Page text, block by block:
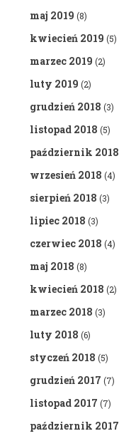
maj 2019 (8)
kwiecień 2019 (5)
marzec 2019 (2)
luty 2019 (2)
grudzień 2018 (3)
listopad 2018 (5)
październik 2018
wrzesień 2018 (4)
sierpień 2018 (3)
lipiec 2018 (3)
czerwiec 2018 (4)
maj 2018 (8)
kwiecień 2018 (2)
marzec 2018 (3)
luty 2018 (6)
styczeń 2018 (5)
grudzień 2017 (7)
listopad 2017 (7)
październik 2017